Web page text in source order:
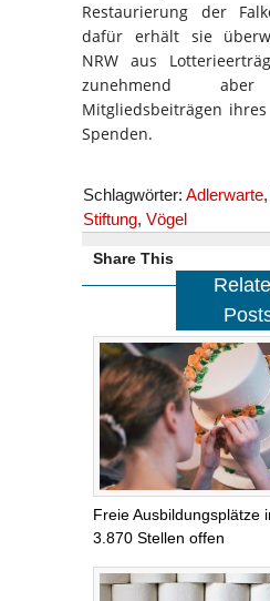
Restaurierung der
dafür erhält sie
NRW aus
zunehmend
Mitgliedsbeiträgen
Spenden.
Schlagwörter: Adlerwarte,
Stiftung, Vögel
Share This
Freie Ausbildungsplätze
3.870 Stellen offen